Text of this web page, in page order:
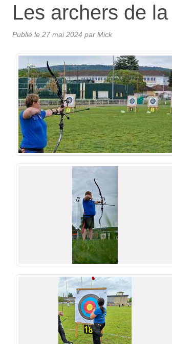
Les archers de
Publié le 27 mai 2024 par Mick